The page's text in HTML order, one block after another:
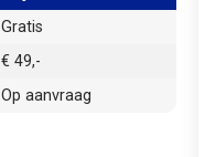
Gratis
€ 49,-
Op aanvraag